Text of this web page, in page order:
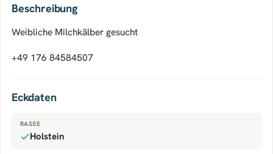
Beschreibung
Weibliche Milchkälber gesucht
+49 176 84584507
Eckdaten
RASSE
Holstein